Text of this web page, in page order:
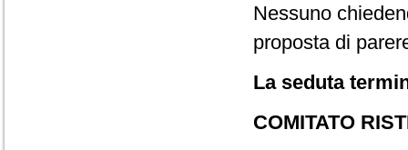
Nessuno
proposta di
La seduta
COMITATO